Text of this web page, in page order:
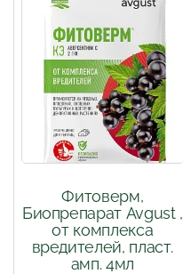
насекомых
(туба
135г)
Фитоверм,
Биопрепарат Avgust ,
от комплекса
вредителей, пласт.
амп. 4мл